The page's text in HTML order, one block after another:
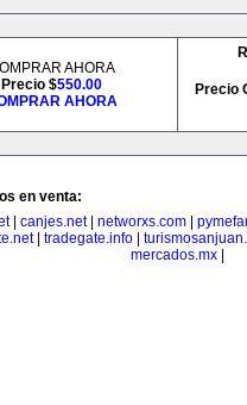
AHORA
Precio $550.00
AHORA
Precio
en venta:
| canjes.net| networxs.com|
| tradegate.info
mercados.mx|